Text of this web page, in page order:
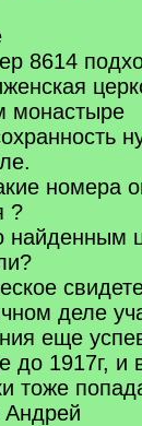
8614
монастыре
номера
?
найденным
деле
еще
до 1917г, и
тоже